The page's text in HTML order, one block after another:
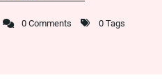
0 Comments 0 Tags